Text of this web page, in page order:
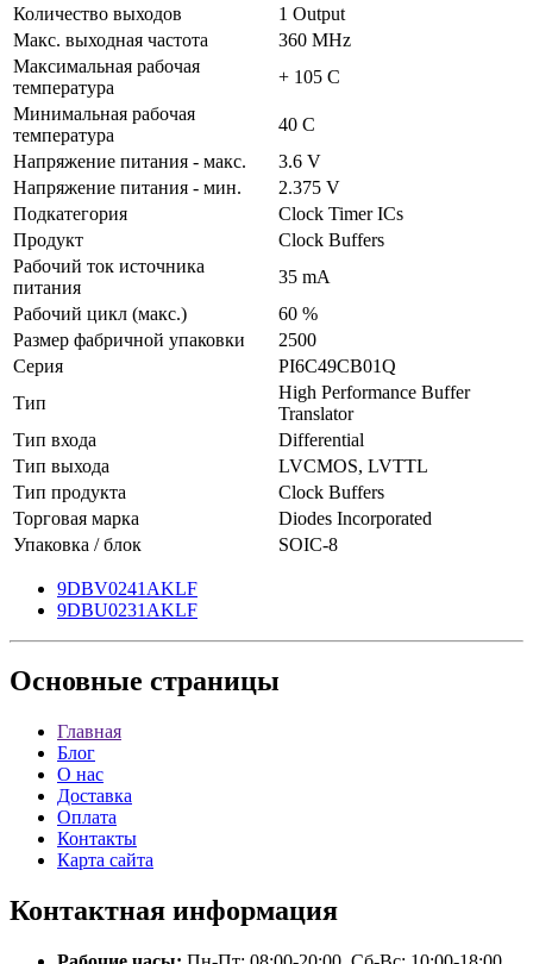
Количество выходов
1 Output
Макс. выходная частота
360 MHz
Максимальная рабочая
температура
+ 105 C
Минимальная рабочая
температура
40 C
Напряжение питания - макс.
3.6 V
Напряжение питания - мин.
2.375 V
Подкатегория
Clock Timer ICs
Продукт
Clock Buffers
Рабочий ток источника
питания
35 mA
Рабочий цикл (макс.)
60 %
Размер фабричной упаковки
2500
Серия
PI6C49CB01Q
Тип
High Performance Buffer
Translator
Тип входа
Differential
Тип выхода
LVCMOS, LVTTL
Тип продукта
Clock Buffers
Торговая марка
Diodes Incorporated
Упаковка / блок
SOIC-8
9DBV0241AKLF
9DBU0231AKLF
Основные страницы
Главная
Блог
О нас
Доставка
Оплата
Контакты
Карта сайта
Контактная информация